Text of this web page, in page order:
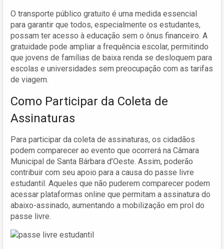
O transporte público gratuito é uma medida essencial
para garantir que todos, especialmente os estudantes,
possam ter acesso à educação sem o ônus financeiro. A
gratuidade pode ampliar a frequência escolar, permitindo
que jovens de famílias de baixa renda se desloquem para
escolas e universidades sem preocupação com as tarifas
de viagem.
Como Participar da Coleta de
Assinaturas
Para participar da coleta de assinaturas, os cidadãos
podem comparecer ao evento que ocorrerá na Câmara
Municipal de Santa Bárbara d’Oeste. Assim, poderão
contribuir com seu apoio para a causa do passe livre
estudantil. Aqueles que não puderem comparecer podem
acessar plataformas online que permitam a assinatura do
abaixo-assinado, aumentando a mobilização em prol do
passe livre.